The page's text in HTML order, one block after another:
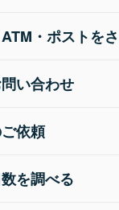
・ポストを
い合わせ
依頼
を調べる